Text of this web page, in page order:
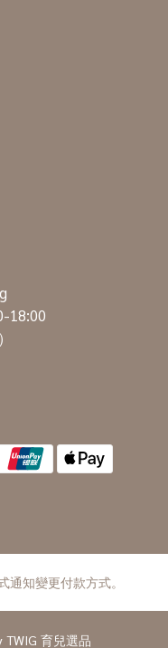
18:00
知變更付款方式。
育兒選品